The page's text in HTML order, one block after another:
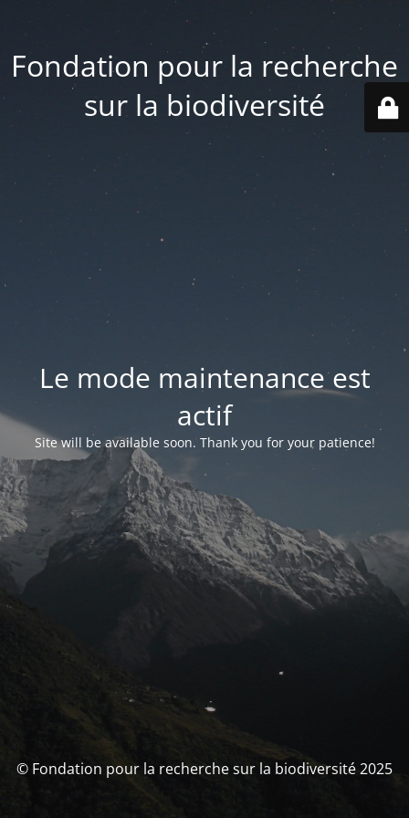
Fondation pour la recherche
sur la biodiversité
Le mode maintenance est
actif
Site will be available soon. Thank you for your patience!
© Fondation pour la recherche sur la biodiversité 2025